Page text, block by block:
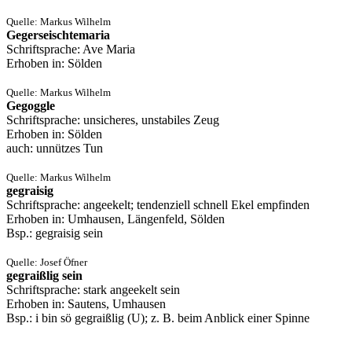
Quelle: Markus Wilhelm
Gegerseischtemaria
Schriftsprache: Ave Maria
Erhoben in: Sölden
Quelle: Markus Wilhelm
Gegoggle
Schriftsprache: unsicheres, unstabiles Zeug
Erhoben in: Sölden
auch: unnützes Tun
Quelle: Markus Wilhelm
gegraisig
Schriftsprache: angeekelt; tendenziell schnell Ekel empfinden
Erhoben in: Umhausen, Längenfeld, Sölden
Bsp.: gegraisig sein
Quelle: Josef Öfner
gegraißlig sein
Schriftsprache: stark angeekelt sein
Erhoben in: Sautens, Umhausen
Bsp.: i bin sö gegraißlig (U); z. B. beim Anblick einer Spinne